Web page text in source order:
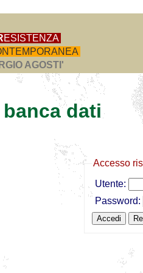
ESISTENZA
AGOSTI'
dati
Accesso
Utente:
Password: